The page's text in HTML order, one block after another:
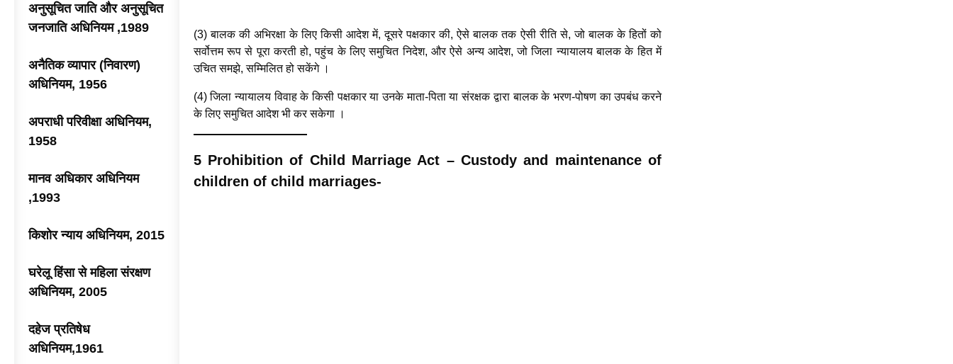
अनुसूचित जाति और अनुसूचित
जनजाति अधिनियम ,1989
अनैतिक व्यापार (निवारण)
अधिनियम, 1956
अपराधी परिवीक्षा अधिनियम,
1958
मानव अधिकार अधिनियम
,1993
किशोर न्याय अधिनियम, 2015
घरेलू हिंसा से महिला संरक्षण
अधिनियम, 2005
दहेज प्रतिषेध
अधिनियम,1961
(3) बालक की अभिरक्षा के लिए किसी आदेश में, दूसरे पक्षकार की, ऐसे बालक तक ऐसी रीति से, जो बालक के हितों को
सर्वोत्तम रूप से पूरा करती हो, पहुंच के लिए समुचित निदेश, और ऐसे अन्य आदेश, जो जिला न्यायालय बालक के हित में
उचित समझे, सम्मिलित हो सकेंगे ।
(4) जिला न्यायालय विवाह के किसी पक्षकार या उनके माता-पिता या संरक्षक द्वारा बालक के भरण-पोषण का उपबंध करने
के लिए समुचित आदेश भी कर सकेगा ।
5 Prohibition of Child Marriage Act – Custody and maintenance of
children of child marriages-